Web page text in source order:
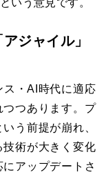
いう意見です。
ジャイル」
ス・AI時代に適応
つつあります。プ
う前提が崩れ、
術が大きく変化
アップデートさ